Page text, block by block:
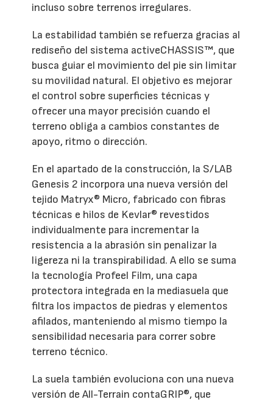
incluso sobre terrenos irregulares.
La estabilidad también se refuerza gracias al
rediseño del sistema activeCHASSIS™, que
busca guiar el movimiento del pie sin limitar
su movilidad natural. El objetivo es mejorar
el control sobre superficies técnicas y
ofrecer una mayor precisión cuando el
terreno obliga a cambios constantes de
apoyo, ritmo o dirección.
En el apartado de la construcción, la S/LAB
Genesis 2 incorpora una nueva versión del
tejido Matryx® Micro, fabricado con fibras
técnicas e hilos de Kevlar® revestidos
individualmente para incrementar la
resistencia a la abrasión sin penalizar la
ligereza ni la transpirabilidad. A ello se suma
la tecnología Profeel Film, una capa
protectora integrada en la mediasuela que
filtra los impactos de piedras y elementos
afilados, manteniendo al mismo tiempo la
sensibilidad necesaria para correr sobre
terreno técnico.
La suela también evoluciona con una nueva
versión de All-Terrain contaGRIP®, que